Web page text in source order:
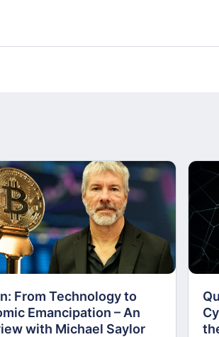
From Technology to
Emancipation – An
with Michael Saylor